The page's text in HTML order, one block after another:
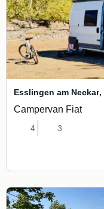
Esslingen am Neckar,
Campervan Fiat
4 3